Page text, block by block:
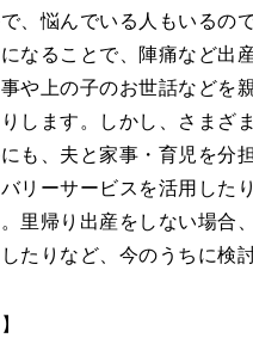
、悩んでいる人もいるの
なることで、陣痛など出
や上の子のお世話などを
します。しかし、さまざ
も、夫と家事・育児を分
リーサービスを活用した
里帰り出産をしない場合
たりなど、今のうちに検